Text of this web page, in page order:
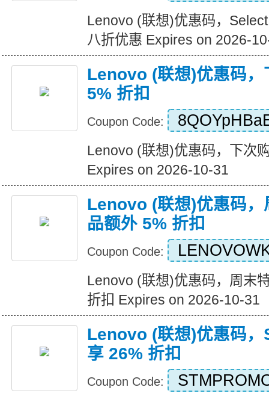
Lenovo (联想)优惠码，
八折优惠 Expires on 2026-
Lenovo (联想)优惠码，
5% 折扣
Coupon Code:
Lenovo (联想)优惠码，下次
Expires on 2026-10-31
Lenovo (联想)优惠码，
品额外 5% 折扣
Coupon Code:
Lenovo (联想)优惠码，周末
折扣 Expires on 2026-10-31
Lenovo (联想)优惠码，
享 26% 折扣
Coupon Code: